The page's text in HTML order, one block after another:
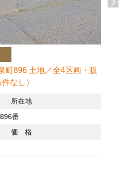
町896 土地／全4区画・販
なし）
所在地
番
価 格